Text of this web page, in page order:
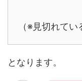
（※見切れてい
となります。